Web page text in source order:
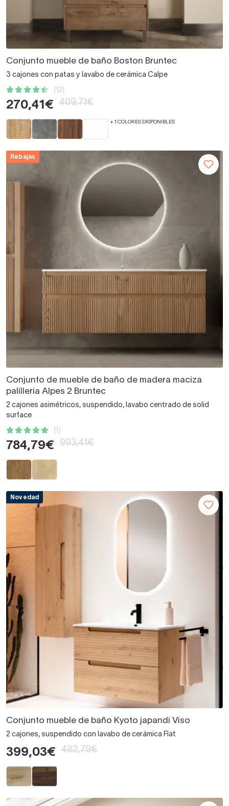
Conjunto mueble de baño Boston Bruntec
3 cajones con patas y lavabo de cerámica Calpe
(12)
270,41€ 409,71€
+ 1 COLORES DISPONIBLES
Rebajas
Conjunto de mueble de baño de madera maciza
palilleria Alpes 2 Bruntec
2 cajones asimétricos, suspendido, lavabo centrado de solid
surface
(1)
784,79€ 993,41€
Novedad
Conjunto mueble de baño Kyoto japandi Viso
2 cajones, suspendido con lavabo de cerámica Flat
399,03€ 482,79€